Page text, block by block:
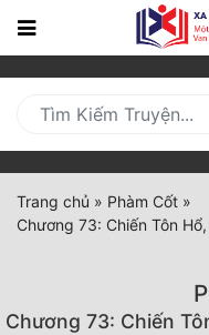
Trang
Mới
Cập
Nhật
(current)
Trang chủ » Phàm Cốt »
Chương 73: Chiến Tôn
Chương 73: Chiến